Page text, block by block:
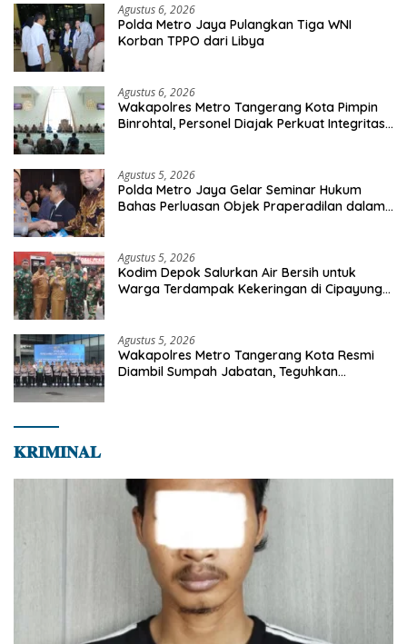
Agustus 6, 2026
Polda Metro Jaya Pulangkan Tiga WNI
Korban TPPO dari Libya
Agustus 6, 2026
Wakapolres Metro Tangerang Kota Pimpin
Binrohtal, Personel Diajak Perkuat Integritas
Agustus 5, 2026
Polda Metro Jaya Gelar Seminar Hukum
Bahas Perluasan Objek Praperadilan dalam
Agustus 5, 2026
Kodim Depok Salurkan Air Bersih untuk
Warga Terdampak Kekeringan di Cipayung
Agustus 5, 2026
Wakapolres Metro Tangerang Kota Resmi
Diambil Sumpah Jabatan, Teguhkan
𝐊𝐑𝐈𝐌𝐈𝐍𝐀𝐋